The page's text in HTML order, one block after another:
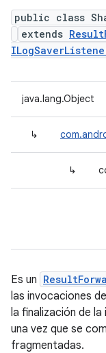
public class
extends
java.lang.Object
↳
↳
Es un
las invocaciones
la finalización de
una vez que se
fragmentadas.